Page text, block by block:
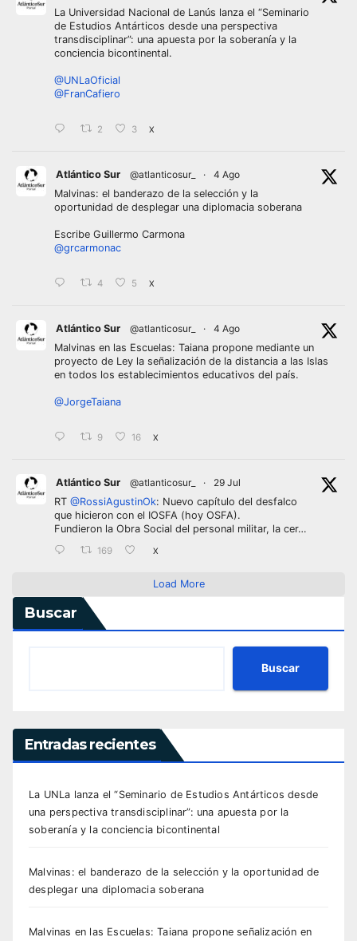
La Universidad Nacional de Lanús lanza el “Seminario
de Estudios Antárticos desde una perspectiva
transdisciplinar”: una apuesta por la soberanía y la
conciencia bicontinental.
@UNLaOficial
@FranCafiero
2 3 X
Atlántico Sur @atlanticosur_ ·
4 Ago
Malvinas: el banderazo de la selección y la
oportunidad de desplegar una diplomacia soberana
Escribe Guillermo Carmona
@grcarmonac
4 5 X
Atlántico Sur @atlanticosur_ ·
4 Ago
Malvinas en las Escuelas: Taiana propone mediante un
proyecto de Ley la señalización de la distancia a las Islas
en todos los establecimientos educativos del país.
@JorgeTaiana
9 16 X
Atlántico Sur @atlanticosur_ ·
29 Jul
RT @RossiAgustinOk: Nuevo capítulo del desfalco
que hicieron con el IOSFA (hoy OSFA).
Fundieron la Obra Social del personal militar, la cer…
169 X
Load More
Buscar
Buscar
Entradas recientes
La UNLa lanza el “Seminario de Estudios Antárticos desde
una perspectiva transdisciplinar”: una apuesta por la
soberanía y la conciencia bicontinental
Malvinas: el banderazo de la selección y la oportunidad de
desplegar una diplomacia soberana
Malvinas en las Escuelas: Taiana propone señalización en